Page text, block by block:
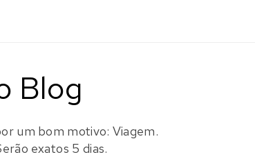
Blog
um bom motivo: Viagem.
exatos 5 dias.